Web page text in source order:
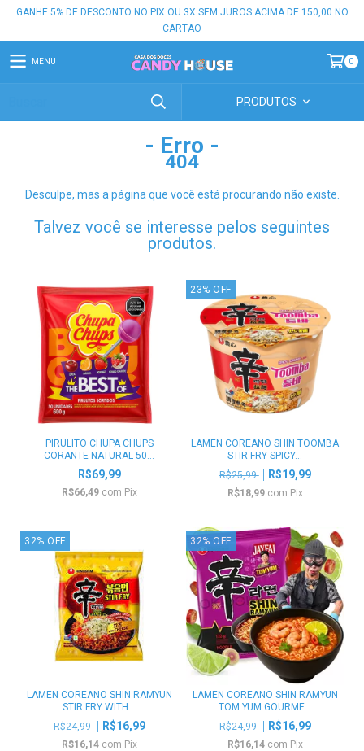
GANHE 5% DE DESCONTO NO PIX OU 3X SEM JUROS ACIMA DE 150,00 NO
CARTAO
MENU 0
PRODUTOS
- Erro -
404
Desculpe, mas a página que você está procurando não existe.
Talvez você se interesse pelos seguintes
produtos.
PIRULITO CHUPA CHUPS
CORANTE NATURAL 50...
R$69,99
R$66,49 com Pix
23% OFF
LAMEN COREANO SHIN TOOMBA
STIR FRY SPICY...
R$25,99
R$19,99
R$18,99 com Pix
32% OFF
LAMEN COREANO SHIN RAMYUN
STIR FRY WITH...
R$24,99
R$16,99
R$16,14 com Pix
32% OFF
LAMEN COREANO SHIN RAMYUN
TOM YUM GOURME...
R$24,99
R$16,99
R$16,14 com Pix